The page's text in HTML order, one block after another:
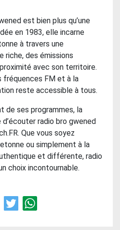
est bien plus qu’une
en 1983, elle incarne
à travers une
riche, des émissions
avec son territoire.
fréquences FM et à la
reste accessible à tous.
de ses programmes, la
radio bro gwened
Que vous soyez
ou simplement à la
et différente, radio
choix incontournable.